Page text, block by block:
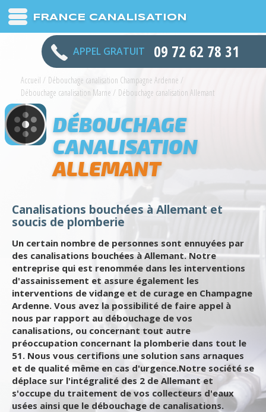
FRANCE CANALISATION
APPEL GRATUIT 09 72 62 78 31
Accueil / Débouchage canalisation Champagne Ardenne /
Débouchage canalisation Marne / Débouchage canalisation Allemant
DÉBOUCHAGE
CANALISATION
ALLEMANT
Canalisations bouchées à Allemant et
soucis de plomberie
Un certain nombre de personnes sont ennuyées par
des canalisations bouchées à Allemant. Notre
entreprise qui est renommée dans les interventions
d'assainissement et assure également les
interventions de vidange et de curage en Champagne
Ardenne. Vous avez la possibilité de faire appel à
nous par rapport au débouchage de vos
canalisations, ou concernant tout autre
préoccupation concernant la plomberie dans tout le
51. Nous vous certifions une solution sans arnaques
et de qualité même en cas d'urgence.Notre société se
déplace sur l'intégralité des 2 de Allemant et
s'occupe du traitement de vos collecteurs d'eaux
usées ainsi que le débouchage de canalisations.